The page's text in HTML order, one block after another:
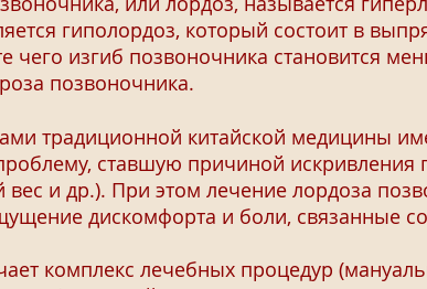
гиполордоз, который состоит в
чего изгиб позвоночника становится
позвоночника.
традиционной китайской медицины
ставшую причиной искривления
и др.). При этом лечение лордоза
дискомфорта и боли, связанные
комплекс лечебных процедур